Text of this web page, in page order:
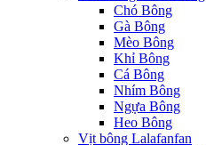
Chó Bông
Gà Bông
Mèo Bông
Khỉ Bông
Cá Bông
Nhím Bông
Ngựa Bông
Heo Bông
Vịt bông Lalafanfan